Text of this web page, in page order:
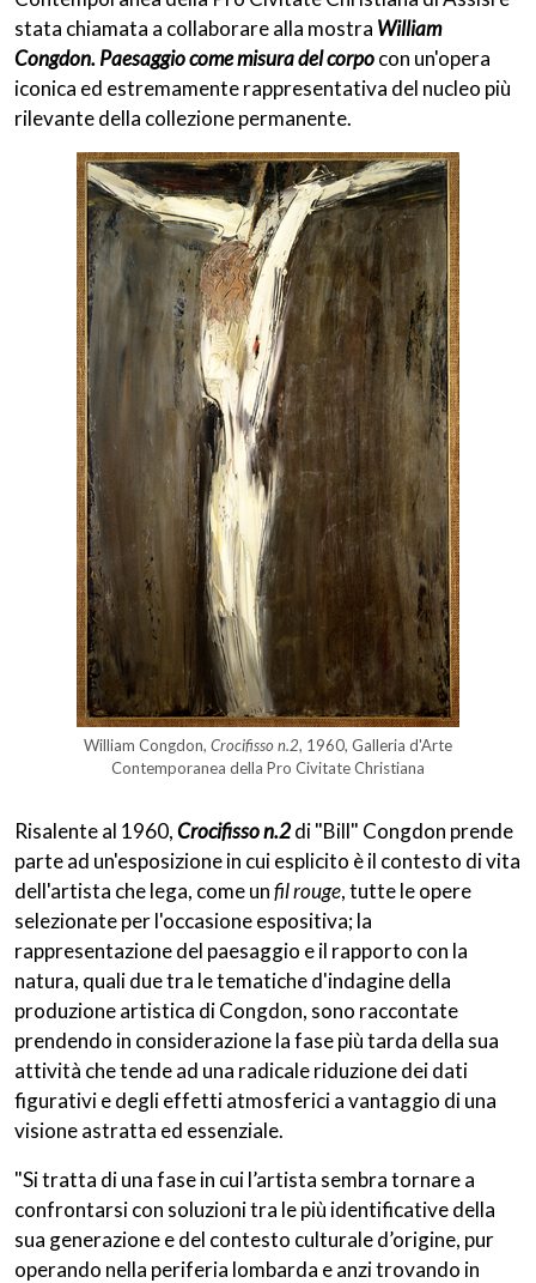
stata chiamata a collaborare alla mostra William
Congdon. Paesaggio come misura del corpocon un'opera
iconica ed estremamente rappresentativa del nucleo più
rilevante della collezione permanente.
William Congdon, Crocifisso n.2, 1960, Galleria d'Arte
Contemporanea della Pro Civitate Christiana
Risalente al 1960,Crocifisso n.2di "Bill" Congdon prende
parte ad un'esposizione in cui esplicito è il contesto di vita
dell'artista che lega, come unfil rouge, tutte le opere
selezionate per l'occasione espositiva; la
rappresentazione del paesaggio e il rapporto con la
natura, quali due tra le tematiche d'indagine della
produzione artistica di Congdon, sono raccontate
prendendo in considerazione la fase più tarda della sua
attività che tende ad una radicale riduzione dei dati
figurativi e degli effetti atmosferici a vantaggio di una
visione astratta ed essenziale.
"Si tratta di una fase in cui l’artista sembra tornare a
confrontarsi con soluzioni tra le più identificative della
sua generazione e del contesto culturale d’origine, pur
operando nella periferia lombarda e anzi trovando in